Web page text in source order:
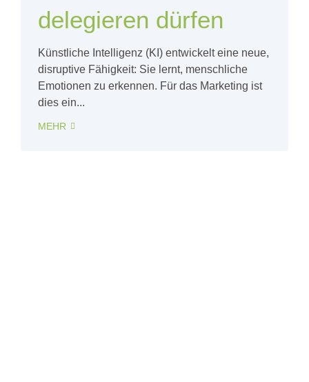
delegieren dürfen
Künstliche Intelligenz (KI) entwickelt eine neue,
disruptive Fähigkeit: Sie lernt, menschliche
Emotionen zu erkennen. Für das Marketing ist
dies ein...
MEHR